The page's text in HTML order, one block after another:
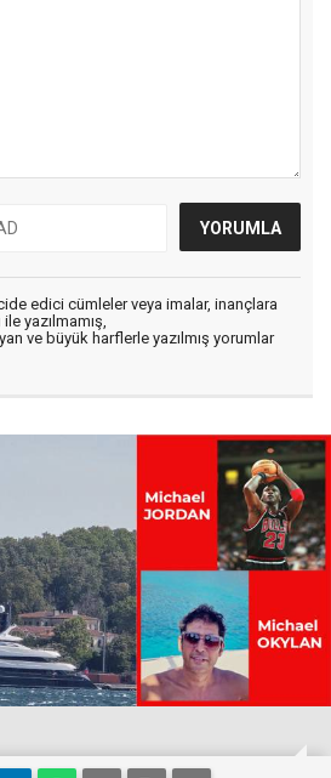
edici cümleler veya imalar, inançlara
yazılmamış,
ve büyük harflerle yazılmış yorumlar